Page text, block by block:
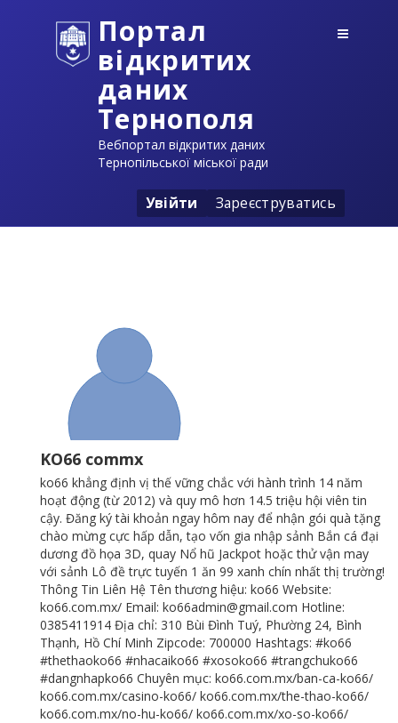
Портал
відкритих
даних
Тернополя
Вебпортал відкритих даних
Тернопільської міської ради
Увійти Зареєструватись
KO66 commx
ko66 khẳng định vị thế vững chắc với hành trình 14 năm
hoạt động (từ 2012) và quy mô hơn 14.5 triệu hội viên tin
cậy. Đăng ký tài khoản ngay hôm nay để nhận gói quà tặng
chào mừng cực hấp dẫn, tạo vốn gia nhập sảnh Bắn cá đại
dương đồ họa 3D, quay Nổ hũ Jackpot hoặc thử vận may
với sảnh Lô đề trực tuyến 1 ăn 99 xanh chín nhất thị trường!
Thông Tin Liên Hệ Tên thương hiệu: ko66 Website:
ko66.com.mx/ Email: ko66admin@gmail.com Hotline:
0385411914 Địa chỉ: 310 Bùi Đình Tuý, Phường 24, Bình
Thạnh, Hồ Chí Minh Zipcode: 700000 Hashtags: #ko66
#thethaoko66 #nhacaiko66 #xosoko66 #trangchuko66
#dangnhapko66 Chuyên mục: ko66.com.mx/ban-ca-ko66/
ko66.com.mx/casino-ko66/ ko66.com.mx/the-thao-ko66/
ko66.com.mx/no-hu-ko66/ ko66.com.mx/xo-so-ko66/